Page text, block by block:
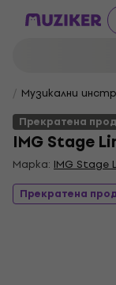
Музикални
Прекратена
IMG Stage
Марка: IMG Stage
Прекратена